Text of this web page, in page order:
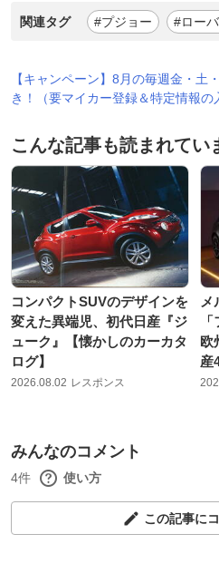
関連タグ #プジョー #ロー
【キャンペーン】8月の毎週金・土
き！（要マイカー登録＆特定情報の
こんな記事も読まれてい
コンパクトSUVのデザインを
変えた異端児、初代日産『ジ
ューク』【懐かしのカーカタ
ログ】
2026.08.02 レスポンス
メ
欧
産
みんなのコメント
4件 使い方
この記事に